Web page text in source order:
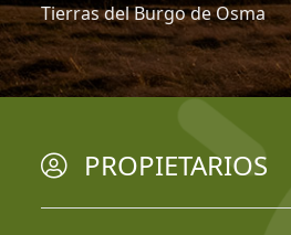
Tierras del Burgo de Osma
PROPIETARIOS